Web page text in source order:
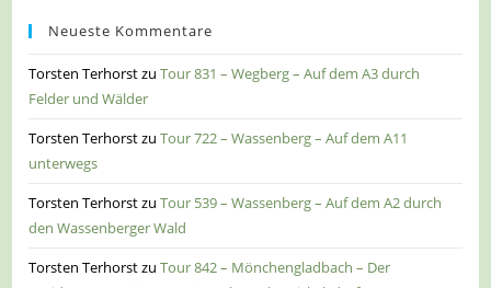
Neueste Kommentare
Torsten TerhorstzuTour 831 – Wegberg – Auf dem A3 durch
Felder und Wälder
Torsten TerhorstzuTour 722 – Wassenberg – Auf dem A11
unterwegs
Torsten TerhorstzuTour 539 – Wassenberg – Auf dem A2 durch
den Wassenberger Wald
Torsten TerhorstzuTour 842 – Mönchengladbach – Der